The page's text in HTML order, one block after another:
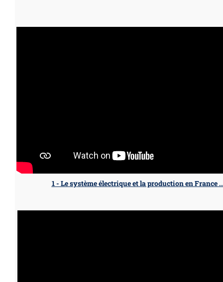
1 - Le système électrique et la production en France